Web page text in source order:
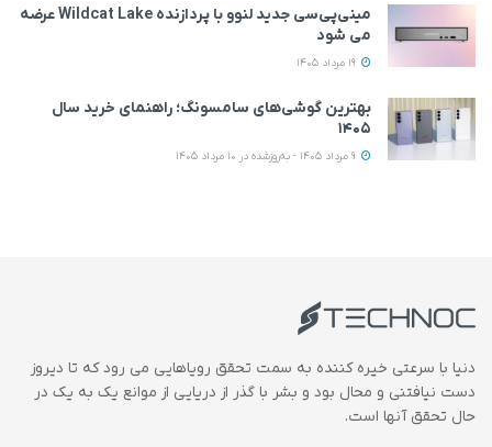
مینی‌پی‌سی جدید لنوو با پردازنده Wildcat Lake عرضه
می‌ شود
بهترین گوشی‌های سامسونگ؛ راهنمای خرید سال
۱۴۰۵
دنیا با سرعتی خیره کننده به سمت تحقق رویاهایی می رود که تا دیروز
دست نیافتنی و محال بود و بشر با گذر از دریایی از موانع یک به یک در
حال تحقق آنها است.